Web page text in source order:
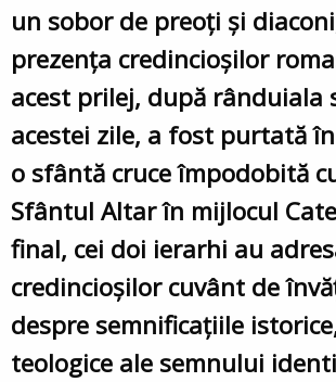
un sobor de preoți și
prezența credincioșilor
acest prilej, după rânduiala
acestei zile, a fost purtată
o sfântă cruce împodobită
Sfântul Altar în mijlocul
final, cei doi ierarhi au
credincioșilor cuvânt de
despre semnificațiile
teologice ale semnului